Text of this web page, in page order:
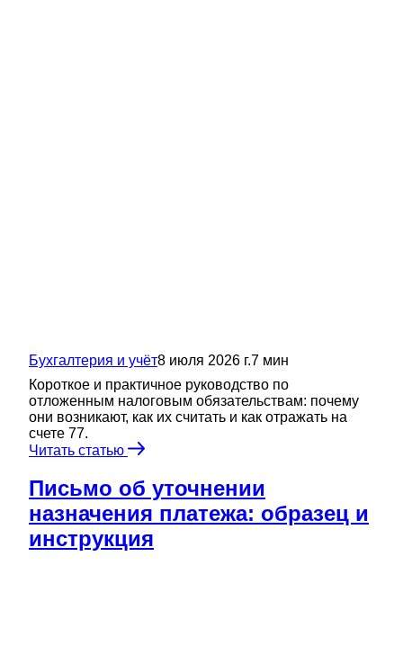
Бухгалтерия и учёт8 июля 2026 г.7 мин
Короткое и практичное руководство по
отложенным налоговым обязательствам: почему
они возникают, как их считать и как отражать на
счете 77.
Читать статью
Письмо об уточнении
назначения платежа: образец и
инструкция